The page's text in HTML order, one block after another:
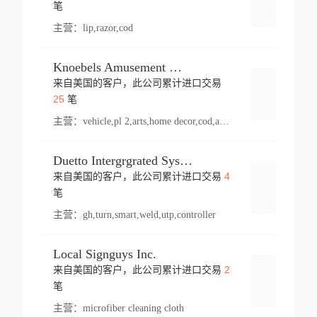
笔
主营： lip,razor,cod
Knoebels Amusement Resort
来自美国的客户，此公司累计进口交易
25笔
主营： vehicle,pl 2,arts,home decor,cod,amusement ride,sea
Duetto Intergrgrated Systems Inc.
来自美国的客户，此公司累计进口交易 4
笔
主营： gh,turn,smart,weld,utp,controller
Local Signguys Inc.
来自美国的客户，此公司累计进口交易 2
笔
主营： microfiber cleaning cloth